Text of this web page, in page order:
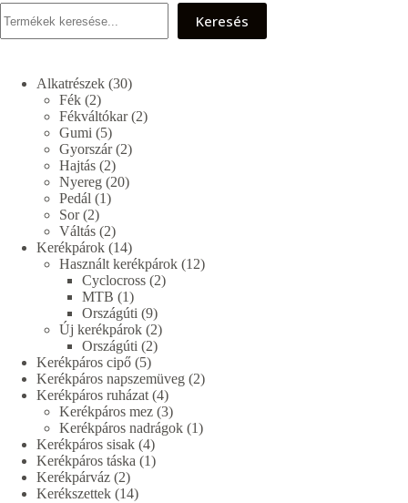
Keresés
Alkatrészek 3030
Fék 22
termék
Fékváltókar 22
Gumi 55
termék
Gyorszár 22
Hajtás 22
termék
Nyereg 2020
Pedál 11
Sor 22
termék
Váltás 22
termék
Kerékpárok 1414
termék
Használt kerékpárok 1212
Cyclocross 22
MTB 11
termék
Országúti 99
termék
Új kerékpárok 22
termék
Országúti 22
Kerékpáros cipő 55
termék
Kerékpáros napszemüveg 22
Kerékpáros ruházat 44
termék
Kerékpáros mez 33
termék
Kerékpáros nadrágok 11
Kerékpáros sisak 44
termék
Kerékpáros táska 11
Kerékpárváz 22
termék
Kerékszettek 1414